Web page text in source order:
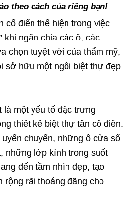
theo cách của riêng bạn!
cổ điển thể hiện trong việc
khi ngăn chia các ô, các
chọn tuyệt vời của thẩm mỹ,
sở hữu một ngôi biệt thự đẹp
là một yếu tố đặc trưng
thiết kế biệt thự tân cổ điển.
chuyển, những ô cửa sổ
những lớp kính trong suốt
đến tầm nhìn đẹp, tạo
rộng rãi thoáng đãng cho